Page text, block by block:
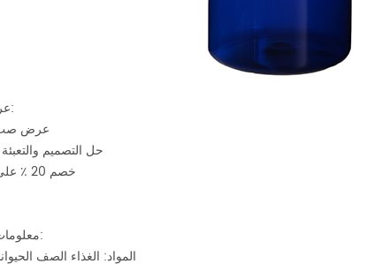
عرض خاص:
1. عرض
2. حل التصميم
3. خصم 20 ٪ على الأقل
معلومات اساسية:
المواد: الغذاء الصف